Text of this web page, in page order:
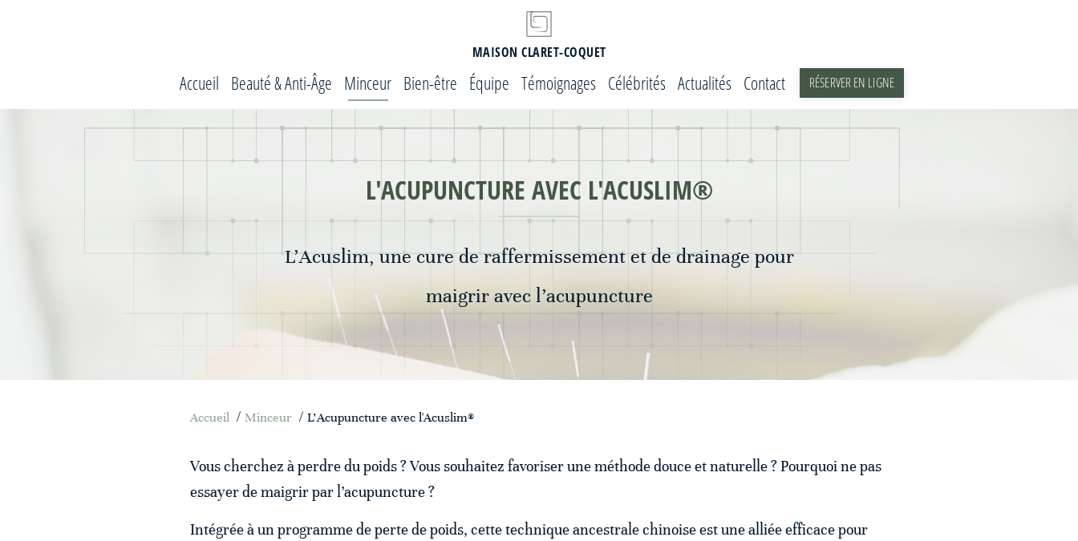
MAISON CLARET-COQUET
Accueil Beauté & Anti-Âge Minceur Bien-être Équipe Témoignages Célébrités Actualités Contact RÉSERVER EN LIGNE
L'ACUPUNCTURE AVEC L'ACUSLIM®
L’Acuslim, une cure de raffermissement et de drainage pour
maigrir avec l’acupuncture
Accueil / Minceur / L'Acupuncture avec l'Acuslim®
Vous cherchez à perdre du poids ? Vous souhaitez favoriser une méthode douce et naturelle ? Pourquoi ne pas
essayer de maigrir par l’acupuncture ?
Intégrée à un programme de perte de poids, cette technique ancestrale chinoise est une alliée efficace pour